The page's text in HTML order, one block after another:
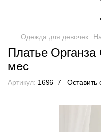
Одежда для девочек
Платье
мес
Артикул: 1696_7 Оставить